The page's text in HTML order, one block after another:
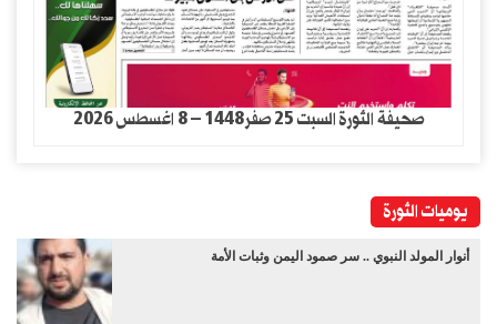
صحيفة الثورة السبت 25 صفر1448 – 8 اغسطس 2026
يوميات الثورة
أنوار المولد النبوي .. سر صمود اليمن وثبات الأمة